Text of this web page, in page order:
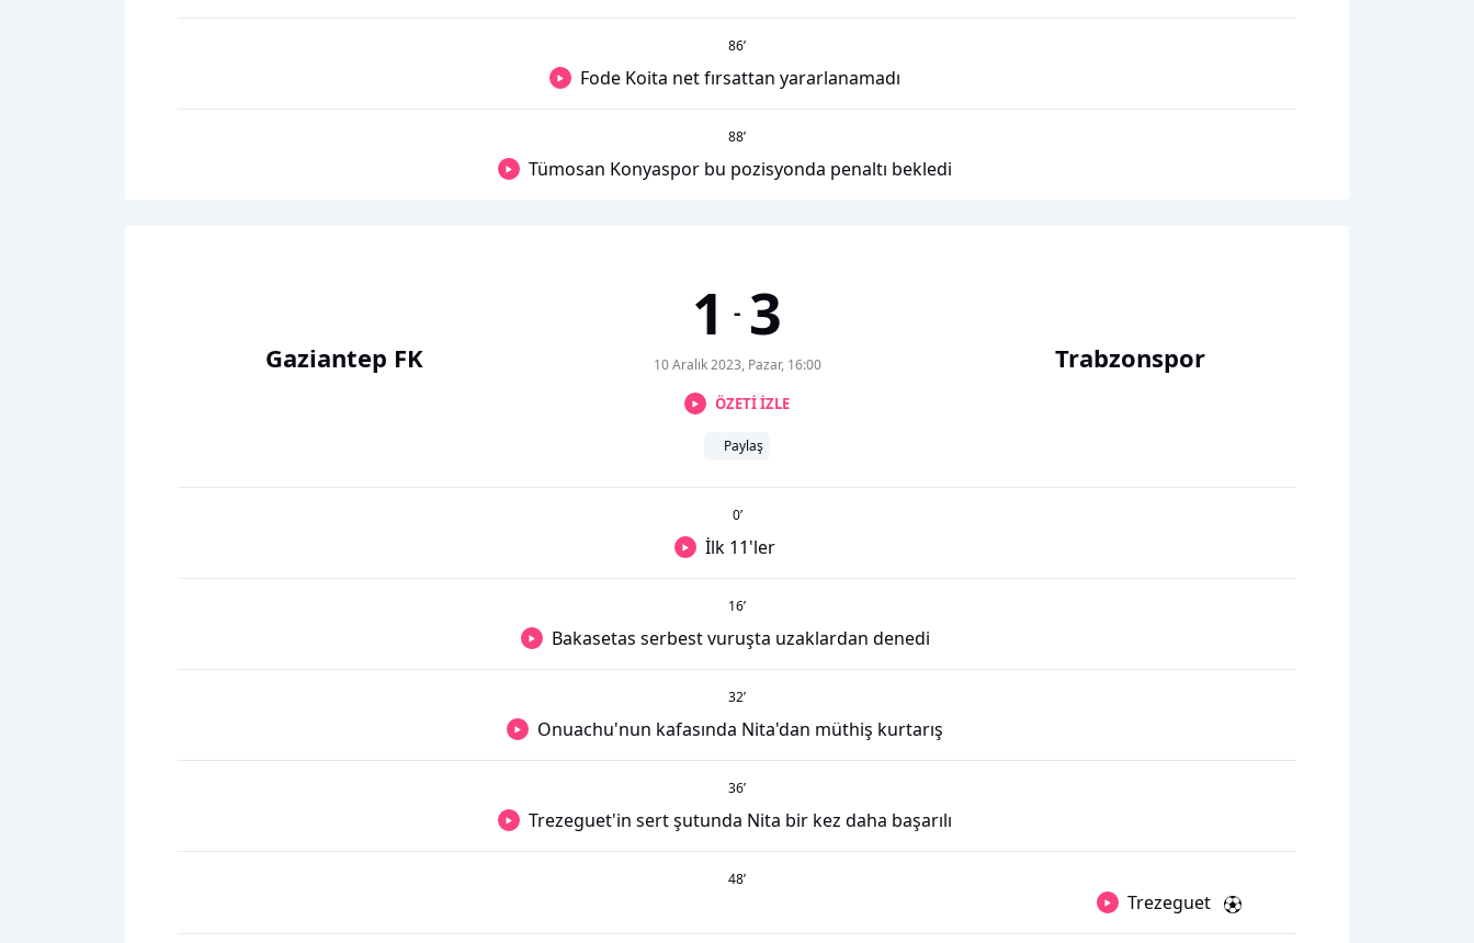
86’
Fode Koita net fırsattan yararlanamadı
88’
Tümosan Konyaspor bu pozisyonda penaltı bekledi
Gaziantep FK
1 - 3
10 Aralık 2023, Pazar, 16:00
ÖZETİ İZLE
Paylaş
Trabzonspor
0’
İlk 11'ler
16’
Bakasetas serbest vuruşta uzaklardan denedi
32’
Onuachu'nun kafasında Nita'dan müthiş kurtarış
36’
Trezeguet'in sert şutunda Nita bir kez daha başarılı
48’
Trezeguet